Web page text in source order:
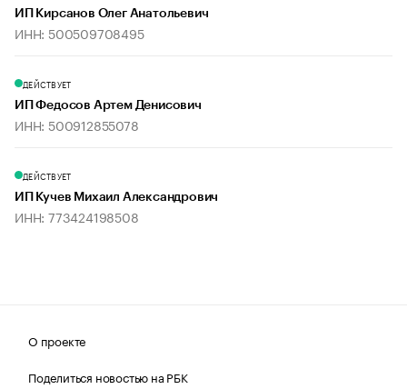
ИП Кирсанов Олег Анатольевич
ИНН: 500509708495
ДЕЙСТВУЕТ
ИП Федосов Артем Денисович
ИНН: 500912855078
ДЕЙСТВУЕТ
ИП Кучев Михаил Александрович
ИНН: 773424198508
О проекте
Поделиться новостью на РБК